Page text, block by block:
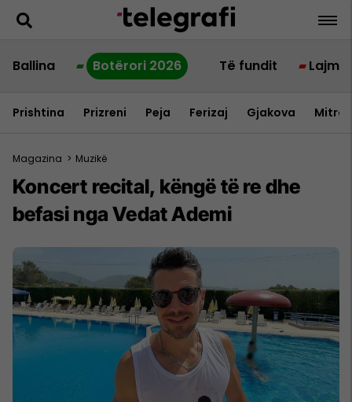
Ballina Botërori 2026 Të fundit Lajme
Prishtina Prizreni Peja Ferizaj Gjakova
Magazina > Muzikë
Koncert recital, këngë të re dhe
befasi nga Vedat Ademi